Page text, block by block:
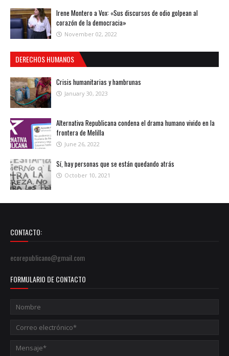
Irene Montero a Vox: «Sus discursos de odio golpean al
corazón de la democracia»
November 02, 2022
DERECHOS HUMANOS
Crisis humanitarias y hambrunas
January 30, 2023
Alternativa Republicana condena el drama humano vivido en la
frontera de Melilla
June 26, 2022
Sí, hay personas que se están quedando atrás
October 10, 2021
CONTACTO:
ecorepublicano@gmail.com
FORMULARIO DE CONTACTO